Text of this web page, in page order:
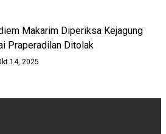
Makarim Diperiksa Kejagung
Praperadilan Ditolak
14, 2025